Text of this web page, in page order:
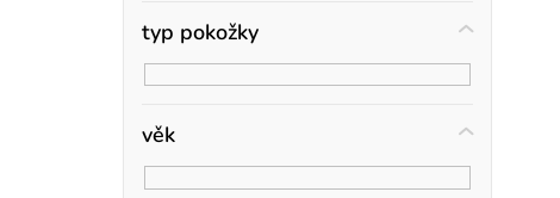
n
p
typ pokožky
věk